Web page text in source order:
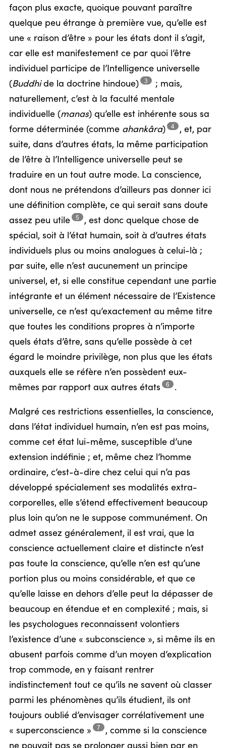
façon plus exacte, quoique pouvant paraître
quelque peu étrange à première vue, qu’elle est
une « raison d’être » pour les états dont il s’agit,
car elle est manifestement ce par quoi l’être
individuel participe de l’Intelligence universelle
(Buddhide la doctrine hindoue) 3 ; mais,
naturellement, c’est à la faculté mentale
individuelle (manas) qu’elle est inhérente sous sa
forme déterminée (comme ahankâra) 4 , et, par
suite, dans d’autres états, la même participation
de l’être à l’Intelligence universelle peut se
traduire en un tout autre mode. La conscience,
dont nous ne prétendons d’ailleurs pas donner ici
une définition complète, ce qui serait sans doute
assez peu utile 5 , est donc quelque chose de
spécial, soit à l’état humain, soit à d’autres états
individuels plus ou moins analogues à celui-là ;
par suite, elle n’est aucunement un principe
universel, et, si elle constitue cependant une partie
intégrante et un élément nécessaire de l’Existence
universelle, ce n’est qu’exactement au même titre
que toutes les conditions propres à n’importe
quels états d’être, sans qu’elle possède à cet
égard le moindre privilège, non plus que les états
auxquels elle se réfère n’en possèdent eux-
mêmes par rapport aux autres états 6 .
Malgré ces restrictions essentielles, la conscience,
dans l’état individuel humain, n’en est pas moins,
comme cet état lui-même, susceptible d’une
extension indéfinie ; et, même chez l’homme
ordinaire, c’est-à-dire chez celui qui n’a pas
développé spécialement ses modalités extra-
corporelles, elle s’étend effectivement beaucoup
plus loin qu’on ne le suppose communément. On
admet assez généralement, il est vrai, que la
conscience actuellement claire et distincte n’est
pas toute la conscience, qu’elle n’en est qu’une
portion plus ou moins considérable, et que ce
qu’elle laisse en dehors d’elle peut la dépasser de
beaucoup en étendue et en complexité ; mais, si
les psychologues reconnaissent volontiers
l’existence d’une « subconscience », si même ils en
abusent parfois comme d’un moyen d’explication
trop commode, en y faisant rentrer
indistinctement tout ce qu’ils ne savent où classer
parmi les phénomènes qu’ils étudient, ils ont
toujours oublié d’envisager corrélativement une
« superconscience »
7 , comme si la conscience
ne pouvait pas se prolonger aussi bien par en